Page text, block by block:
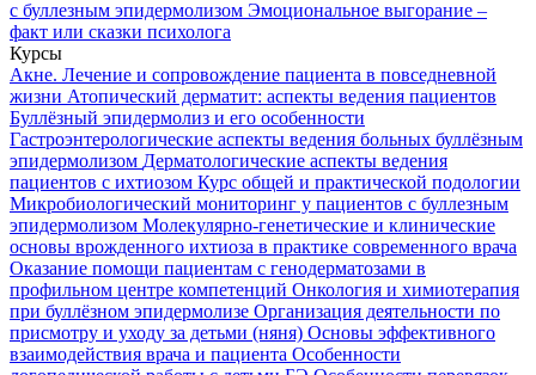
с буллезным эпидермолизом Эмоциональное выгорание –
факт или сказки психолога
Курсы
Акне. Лечение и сопровождение пациента в повседневной
жизни Атопический дерматит: аспекты ведения пациентов
Буллёзный эпидермолиз и его особенности
Гастроэнтерологические аспекты ведения больных буллёзным
эпидермолизом Дерматологические аспекты ведения
пациентов с ихтиозом Курс общей и практической подологии
Микробиологический мониторинг у пациентов с буллезным
эпидермолизом Молекулярно-генетические и клинические
основы врожденного ихтиоза в практике современного врача
Оказание помощи пациентам с генодерматозами в
профильном центре компетенций Онкология и химиотерапия
при буллёзном эпидермолизе Организация деятельности по
присмотру и уходу за детьми (няня) Основы эффективного
взаимодействия врача и пациента Особенности